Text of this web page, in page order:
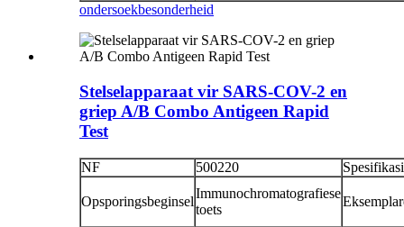
ondersoekbesonderheid
Stelselapparaat vir SARS-COV-2 en
griep A/B Combo Antigeen Rapid
Test
NF 500220
Opsporingsbeginsel
Immunochromatografiese
toets